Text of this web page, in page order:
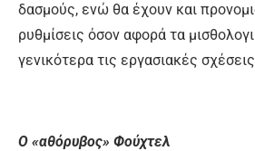
δασμούς, ενώ θα έχουν και
ρυθμίσεις όσον αφο­ρά τα
γενι­κότερα τις εργασιακές
Ο «αθόρυβος» Φούχτελ